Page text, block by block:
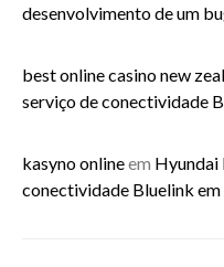
desenvolvimento de um
best online casino new
serviço de conectividade
kasyno onlineem Hyundai
conectividade Bluelink